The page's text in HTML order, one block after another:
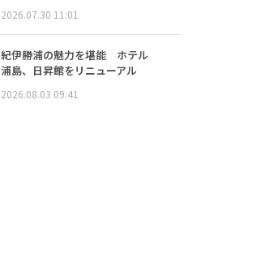
2026.07.30 11:01
紀伊勝浦の魅力を堪能 ホテル
浦島、日昇館をリニューアル
2026.08.03 09:41